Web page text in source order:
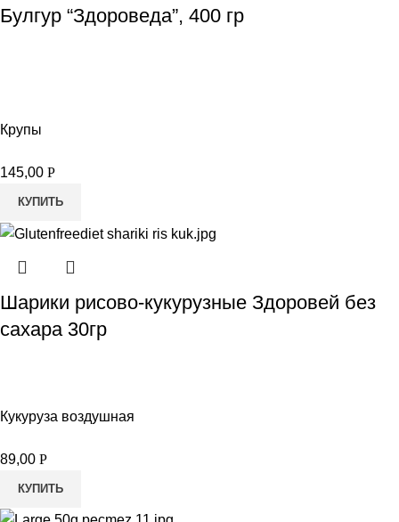
Булгур “Здороведа”, 400 гр
Крупы
145,00 Р
КУПИТЬ
Шарики рисово-кукурузные Здоровей без
сахара 30гр
Кукуруза воздушная
89,00 Р
КУПИТЬ